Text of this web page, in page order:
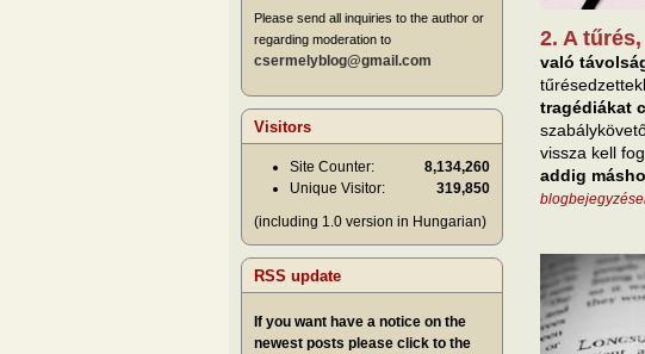
2. A
való
tragédiákat
vissza kell
addig
Please send all inquiries to the author or
regarding moderation to
csermelyblog@gmail.com
Visitors
Site Counter:
8,134,260
Unique Visitor:
319,850
(including 1.0 version in Hungarian)
RSS update
If you want have a notice on the
newest posts please click to the